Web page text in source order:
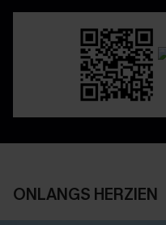
ONLANGS HERZIEN